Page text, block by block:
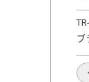
ブ